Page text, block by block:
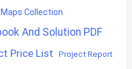
Maps Collection
And Solution PDF
Price List Project Report